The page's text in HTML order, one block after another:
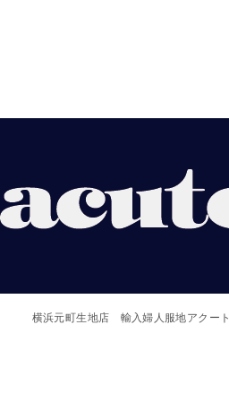
】
横浜元町生地店 輸入婦人服地アクート